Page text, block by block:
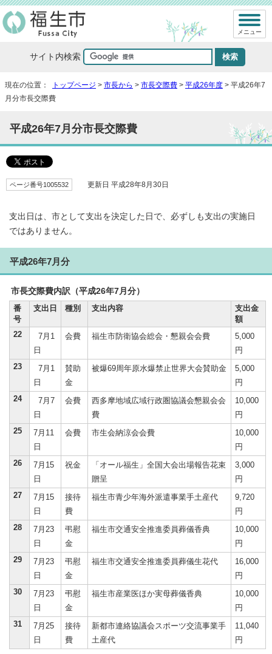
サイト内検索
メニュー
現在の位置： トップページ > 市長から > 市長交際費 > 平成26年度 > 平成26年7
月分市長交際費
平成26年7月分市長交際費
ページ番号1005532 更新日 平成28年8月30日
支出日は、市として支出を決定した日で、必ずしも支出の実施日
ではありません。
平成26年7月分
市長交際費内訳（平成26年7月分）
番
号
支出日 種別 支出内容
支出金
額
22
7月1
日
会費 福生市防衛協会総会・懇親会会費
5,000
円
23
7月1
日
賛助
金
被爆69周年原水爆禁止世界大会賛助金
5,000
円
24
7月7
日
会費
西多摩地域広域行政圏協議会懇親会会
費
10,000
円
25
7月11
日
会費 市生会納涼会会費
10,000
円
26
7月15
日
祝金
「オール福生」全国大会出場報告花束
贈呈
3,000
円
27
7月15
日
接待
費
福生市青少年海外派遣事業手土産代
9,720
円
28
7月23
日
弔慰
金
福生市交通安全推進委員葬儀香典
10,000
円
29
7月23
日
弔慰
金
福生市交通安全推進委員葬儀生花代
16,000
円
30
7月23
日
弔慰
金
福生市産業医ほか実母葬儀香典
10,000
円
31
7月25
日
接待
費
新都市連絡協議会スポーツ交流事業手
土産代
11,040
円